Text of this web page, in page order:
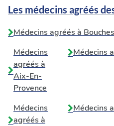
Les médecins agréés
Médecins agréés à
Médecins
agréés à
Aix-En-
Provence
Médecins
Médecins
agréés à
Médecins